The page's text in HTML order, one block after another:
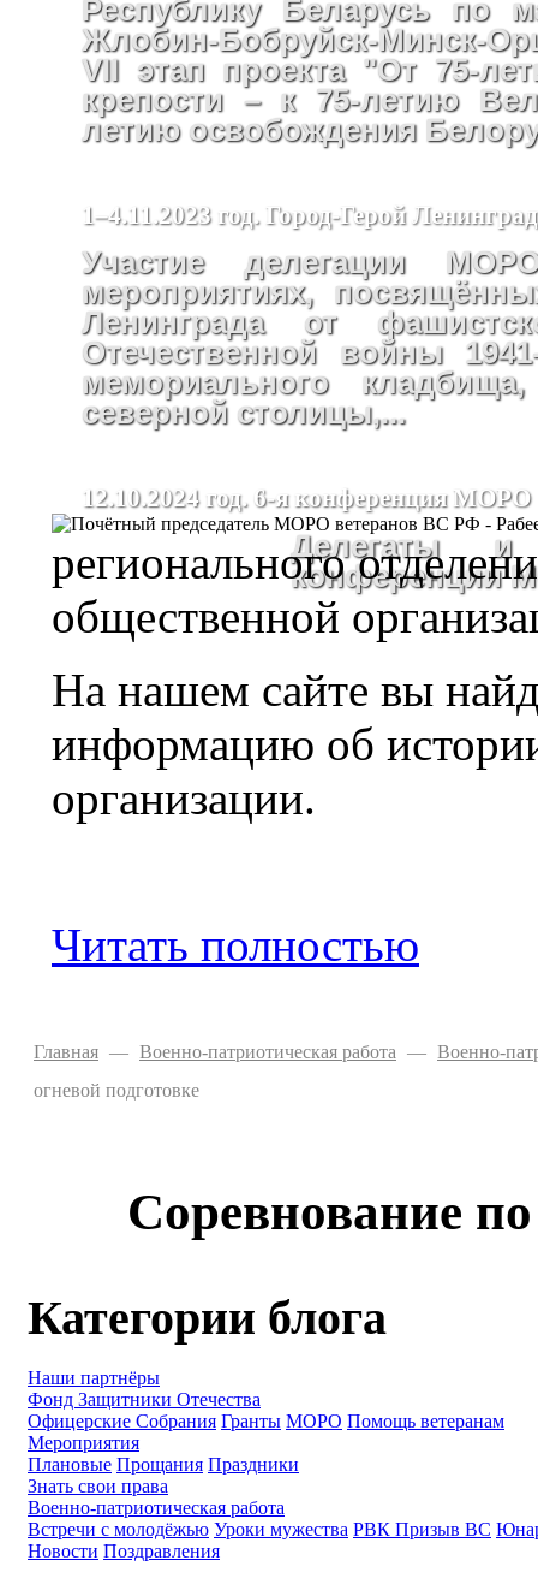
Республику Беларусь по
Жлобин-Бобруйск-Минск-
VII этап проекта "От 75-
крепости – к 75-летию
летию освобождения
1–4.11.2023 год. Город-Герой Ленинград
Участие делегации
мероприятиях,
Ленинграда от
Отечественной войны
мемориального
северной столицы,...
12.10.2024 год. 6-я конференция МОРО
Делегаты и
конференции
регионального
общественной
На нашем сайте вы
информацию об
организации.
Читать полностью
Главная — Военно-патриотическая работа — Военно-
огневой подготовке
Соревнование
Категории блога
Наши партнёры
Фонд Защитники Отечества
Офицерские Собрания Гранты МОРО Помощь ветеранам
Мероприятия
Плановые Прощания Праздники
Знать свои права
Военно-патриотическая работа
Встречи с молодёжью Уроки мужества РВК Призыв ВС
Новости Поздравления